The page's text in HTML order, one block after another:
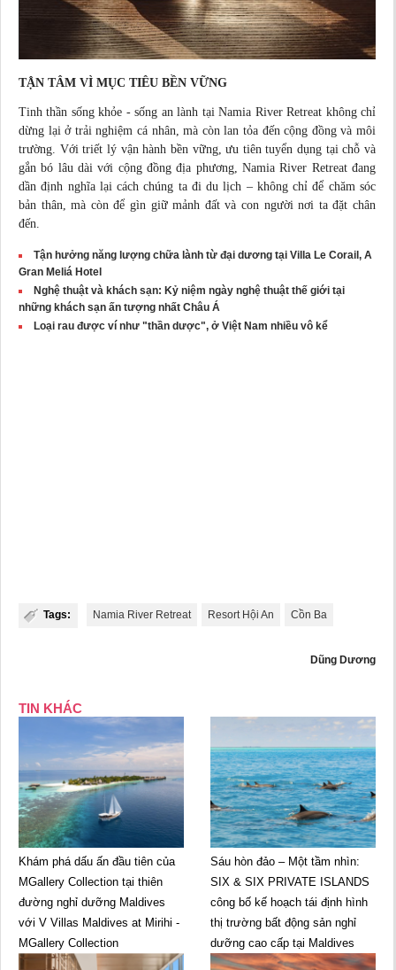
TẬN TÂM VÌ MỤC TIÊU BỀN VỮNG
Tinh thần sống khỏe - sống an lành tại Namia River Retreat không chỉ
dừng lại ở trải nghiệm cá nhân, mà còn lan tỏa đến cộng đồng và môi
trường. Với triết lý vận hành bền vững, ưu tiên tuyển dụng tại chỗ và
gắn bó lâu dài với cộng đồng địa phương, Namia River Retreat đang
dần định nghĩa lại cách chúng ta đi du lịch – không chỉ để chăm sóc
bản thân, mà còn để gìn giữ mảnh đất và con người nơi ta đặt chân
đến.
Tận hưởng năng lượng chữa lành từ đại dương tại Villa Le Corail, A
Gran Meliá Hotel
Nghệ thuật và khách sạn: Kỷ niệm ngày nghệ thuật thế giới tại
những khách sạn ấn tượng nhất Châu Á
Loại rau được ví như "thần dược", ở Việt Nam nhiều vô kể
Tags: Namia River Retreat Resort Hội An Cồn Ba
Dũng Dương
TIN KHÁC
Khám phá dấu ấn đầu tiên của
MGallery Collection tại thiên
đường nghỉ dưỡng Maldives
với V Villas Maldives at Mirihi -
MGallery Collection
Sáu hòn đảo – Một tầm nhìn:
SIX & SIX PRIVATE ISLANDS
công bố kế hoạch tái định hình
thị trường bất động sản nghỉ
dưỡng cao cấp tại Maldives